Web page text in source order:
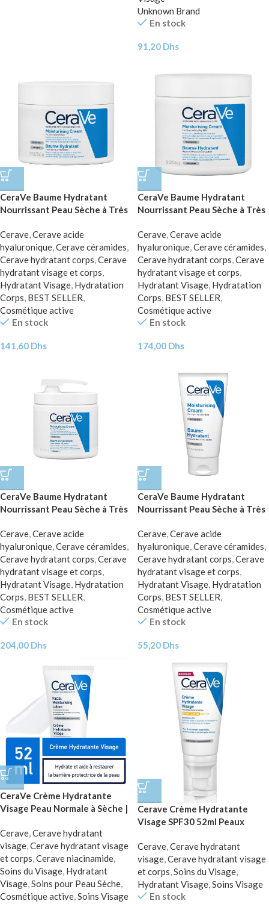
Unknown Brand
En stock
91,20 Dhs
CeraVe Baume Hydratant
Nourrissant Peau Sèche à Très
Cerave,Cerave acide
hyaluronique,Cerave céramides,
Cerave hydratant corps,Cerave
hydratant visage et corps,
Hydratant Visage, Hydratation
Corps, BEST SELLER,
Cosmétique active
En stock
141,60 Dhs
CeraVe Baume Hydratant
Nourrissant Peau Sèche à Très
Cerave,Cerave acide
hyaluronique,Cerave céramides,
Cerave hydratant corps,Cerave
hydratant visage et corps,
Hydratant Visage, Hydratation
Corps, BEST SELLER,
Cosmétique active
En stock
174,00 Dhs
CeraVe Baume Hydratant
Nourrissant Peau Sèche à Très
Cerave,Cerave acide
hyaluronique,Cerave céramides,
Cerave hydratant corps,Cerave
hydratant visage et corps,
Hydratant Visage, Hydratation
Corps, BEST SELLER,
Cosmétique active
En stock
204,00 Dhs
CeraVe Baume Hydratant
Nourrissant Peau Sèche à Très
Cerave,Cerave acide
hyaluronique,Cerave céramides,
Cerave hydratant corps,Cerave
hydratant visage et corps,
Hydratant Visage, Hydratation
Corps, BEST SELLER,
Cosmétique active
En stock
55,20 Dhs
CeraVe Crème Hydratante
Visage Peau Normale à Sèche |
Cerave,Cerave hydratant
visage,Cerave hydratant visage
et corps,Cerave niacinamide,
Soins du Visage, Hydratant
Visage,Soins pour Peau Sèche,
Cosmétique active,Soins Visage
Cerave Crème Hydratante
Visage SPF30 52ml Peaux
Cerave,Cerave hydratant
visage,Cerave hydratant visage
et corps,Soins du Visage,
Hydratant Visage,Soins Visage
En stock